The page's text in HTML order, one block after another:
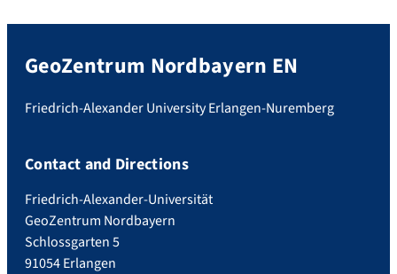
GeoZentrum Nordbayern EN
Friedrich-Alexander University Erlangen-Nuremberg
Contact and Directions
Friedrich-Alexander-Universität
GeoZentrum Nordbayern
Schlossgarten 5
91054 Erlangen